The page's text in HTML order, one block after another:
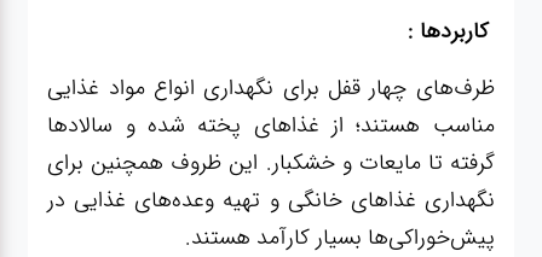
سطل
زباله،سرویس
بهداشتی،حمام
کاربردها :
ظرف‌های چهار قفل برای نگهداری انواع مواد غذایی
مناسب هستند؛ از غذاهای پخته شده و سالادها
گرفته تا مایعات و خشکبار. این ظروف همچنین برای
نگهداری غذاهای خانگی و تهیه وعده‌های غذایی در
پیش‌خوراکی‌ها بسیار کارآمد هستند.